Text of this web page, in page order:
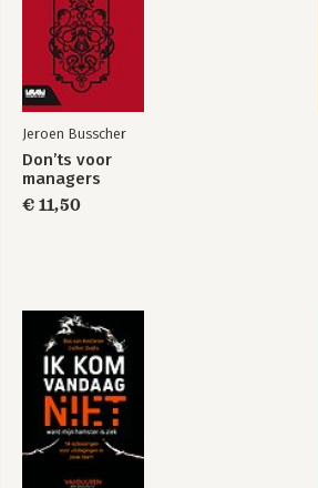
Hybride Werken
10. Het creatieve proces
11. De ontwerpcriteria
Deel 4 Concreet
12. De clichés van het vak
Bijlage
-Interventiebijlage
-Algemene interventies
-Interventies voor virtuele teams
Jeroen Busscher
Don’ts voor
managers
€ 11,50